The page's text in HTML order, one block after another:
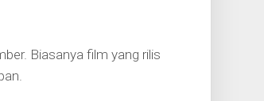
Biasanya film yang rilis